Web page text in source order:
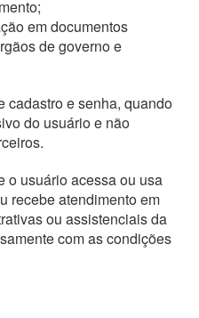
em documentos
de governo e
cadastro e senha, quando
do usuário e não
o usuário acessa ou usa
recebe atendimento em
ou assistenciais da
com as condições